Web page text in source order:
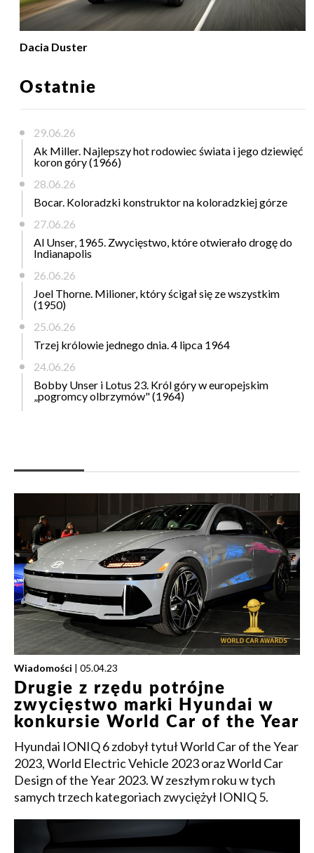
Dacia Duster
Ostatnie
29.06.26
Ak Miller. Najlepszy hot rodowiec świata i jego dziewięć
koron góry (1966)
28.06.26
Bocar. Koloradzki konstruktor na koloradzkiej górze
27.06.26
Al Unser, 1965. Zwycięstwo, które otwierało drogę do
Indianapolis
26.06.26
Joel Thorne. Milioner, który ścigał się ze wszystkim
(1950)
25.06.26
Trzej królowie jednego dnia. 4 lipca 1964
24.06.26
Bobby Unser i Lotus 23. Król góry w europejskim
„pogromcy olbrzymów" (1964)
Wiadomości | 05.04.23
Drugie z rzędu potrójne
zwycięstwo marki Hyundai w
konkursie World Car of the Year
Hyundai IONIQ 6 zdobył tytuł World Car of the Year
2023, World Electric Vehicle 2023 oraz World Car
Design of the Year 2023. W zeszłym roku w tych
samych trzech kategoriach zwyciężył IONIQ 5.